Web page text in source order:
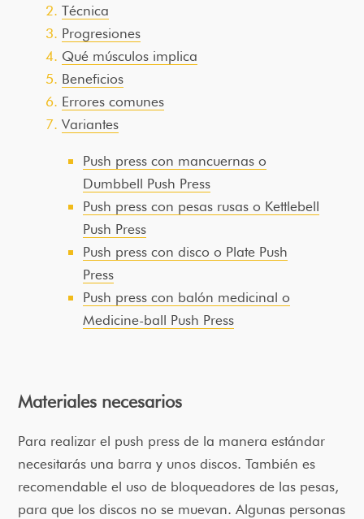
Técnica
Progresiones
Qué músculos implica
Beneficios
Errores comunes
Variantes
Push press con mancuernas o
Dumbbell Push Press
Push press con pesas rusas o Kettlebell
Push Press
Push press con disco o Plate Push
Press
Push press con balón medicinal o
Medicine-ball Push Press
Materiales necesarios
Para realizar el push press de la manera estándar
necesitarás una barra y unos discos. También es
recomendable el uso de bloqueadores de las pesas,
para que los discos no se muevan. Algunas personas